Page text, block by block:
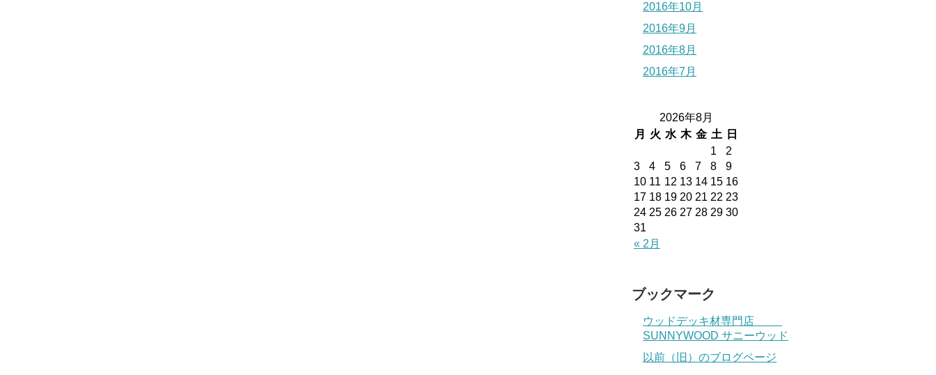
2016年10月
2016年9月
2016年8月
2016年7月
2026年8月
月
火 水 木 金 土 日
« 2月
1
2
3
4 5 6 7 8
9
10 11 12 13 14 15 16
17 18 19 20 21 22 23
24 25 26 27 28 29 30
31
ブックマーク
ウッドデッキ材専門店
SUNNYWOOD サニーウッド
以前（旧）のブログページ